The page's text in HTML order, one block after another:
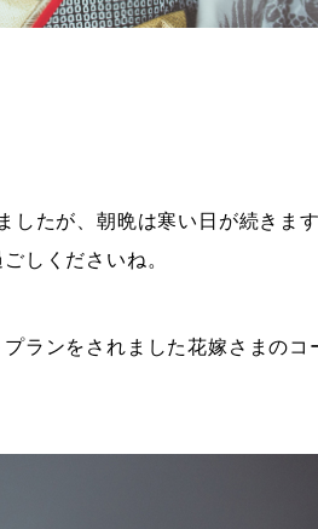
したが、朝晩は寒い日が続きます
しくださいね。
ランをされました花嫁さまのコ